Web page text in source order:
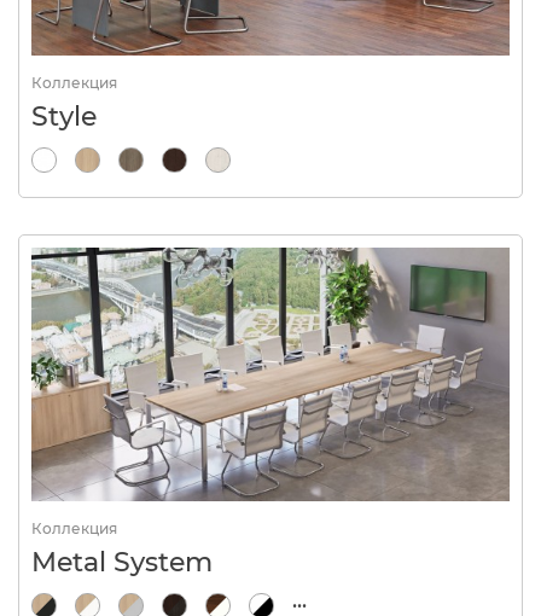
Коллекция
Style
Коллекция
Metal System
...